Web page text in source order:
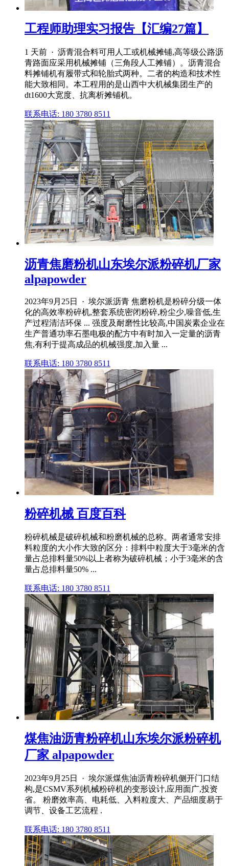
工程师助理实习报告【汇编27篇】
1 天前 · 沥青混合料可用人工或机械摊铺,高等级公路沥
青路面应采用机械摊铺（三角段人工摊铺）。沥青混合
料摊铺机有履带式和轮胎式两种。二者的构造和技术性
能大致相同。本工程用的是山西中大机械集团生产的
dt1600大宽度、抗离析摊铺机。
联系电话: 180 3780 8511
沥青焦磨粉机山东埃尔派粉碎机厂家
alpapowder
2023年9月25日 · 埃尔派沥青 焦磨粉机是粉碎分级一体
化的高效率粉碎机,整套系统密闭粉碎,粉尘少,噪音低,生
产过程清洁环保 ... 强度及耐磨性比较高,中国炭素企业在
生产普通功率石墨电极的配方中有时加入一定量的沥青
焦,有利于提高成品的机械强度,加入量 ...
联系电话: 180 3780 8511
粉碎机械 百度百科
粉碎机械是破碎机械和粉磨机械的总称。两者通常安排
料粒度的大小作大致的区分：排料中粒度大于3毫米的含
量占总排料量50%以上者称为破碎机械；小于3毫米的含
量占总排料量50% ...
联系电话: 180 3780 8511
煤焦油沥青粉碎机山东埃尔派粉碎机
厂家 alpapowder
2023年9月25日 · 埃尔派煤焦油沥青粉碎机侧开门口结
构,是CSMV系列机械粉碎机的变形设计,应用面广,投资
省。 粉磨效率高、电耗低、入料粒度大、产品细度易于
调节、设备工艺流程 .
联系电话: 180 3780 8511